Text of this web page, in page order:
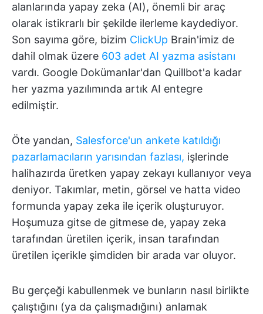
alanlarında yapay zeka (AI), önemli bir araç
olarak istikrarlı bir şekilde ilerleme kaydediyor.
Son sayıma göre, bizim ClickUp Brain'imiz de
dahil olmak üzere 603 adet AI yazma asistanı
vardı. Google Dokümanlar'dan Quillbot'a kadar
her yazma yazılımında artık AI entegre
edilmiştir.
Öte yandan, Salesforce'un ankete katıldığı
pazarlamacıların yarısından fazlası, işlerinde
halihazırda üretken yapay zekayı kullanıyor veya
deniyor. Takımlar, metin, görsel ve hatta video
formunda yapay zeka ile içerik oluşturuyor.
Hoşumuza gitse de gitmese de, yapay zeka
tarafından üretilen içerik, insan tarafından
üretilen içerikle şimdiden bir arada var oluyor.
Bu gerçeği kabullenmek ve bunların nasıl birlikte
çalıştığını (ya da çalışmadığını) anlamak